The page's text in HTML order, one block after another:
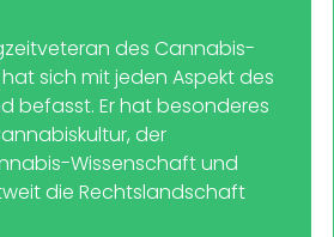
des Cannabis-
sich mit jeden Aspekt des
befasst. Er hat besonderes
der
Wissenschaft und
die Rechtslandschaft